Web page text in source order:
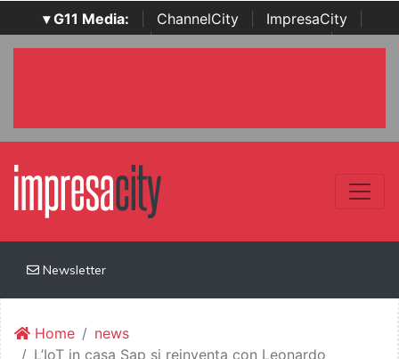
▾ G11 Media: ChannelCity ImpresaCity
SecurityOpenLab | Italian Channel Awards | Italian
Newsletter
Home
news
L’IoT in casa Sap si reinventa con Leonardo